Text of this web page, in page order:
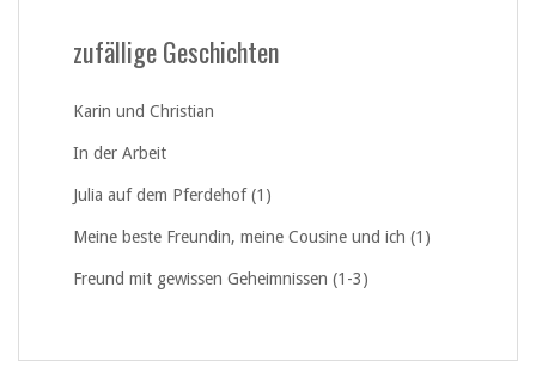
zufällige Geschichten
Karin und Christian
In der Arbeit
Julia auf dem Pferdehof (1)
Meine beste Freundin, meine Cousine und ich (1)
Freund mit gewissen Geheimnissen (1-3)